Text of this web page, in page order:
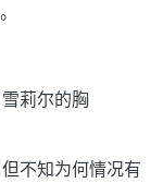
莉尔的胸
不知为何情况有